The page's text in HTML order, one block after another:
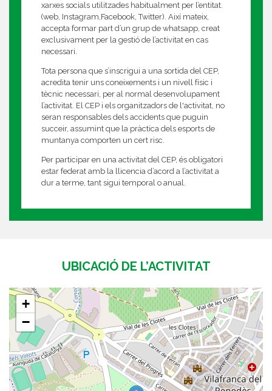
xarxes socials utilitzades habitualment per l’entitat.
(web, Instagram,Facebook, Twitter). Així mateix,
accepta formar part d’un grup de whatsapp, creat
exclusivament per la gestió de l’activitat en cas
necessari.
Tota persona que s’inscrigui a una sortida del CEP,
acredita tenir uns coneixements i un nivell físic i
tècnic necessari, per al normal desenvolupament
l’activitat. El CEP i els organitzadors de l'activitat, no
seran responsables dels accidents que puguin
succeir, assumint que la pràctica dels esports de
muntanya comporten un cert risc.
Per participar en una activitat del CEP, és obligatori
estar federat amb la llicencia d’acord a l’activitat a
dur a terme, tant sigui temporal o anual.
UBICACIÓ DE L’ACTIVITAT
+
−